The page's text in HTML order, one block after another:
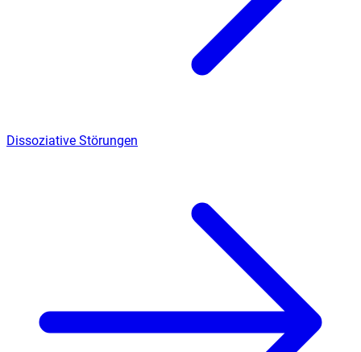
Dissoziative Störungen